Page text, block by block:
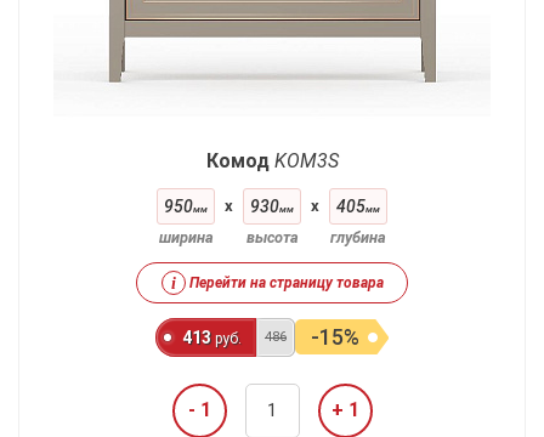
Комод KOM3S
950мм
ширина
x 930мм
высота
x 405мм
глубина
i Перейти на страницу товара
413 руб. 486 -15%
- 1 + 1